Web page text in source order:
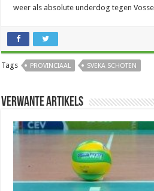
weer als absolute underdog tegen
Tags PROVINCIAAL SVEKA SCHOTEN
Verwante artikels